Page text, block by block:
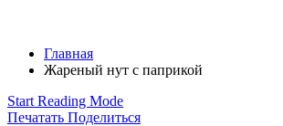
Главная
Жареный нут с паприкой
Start Reading Mode
Печатать Поделиться